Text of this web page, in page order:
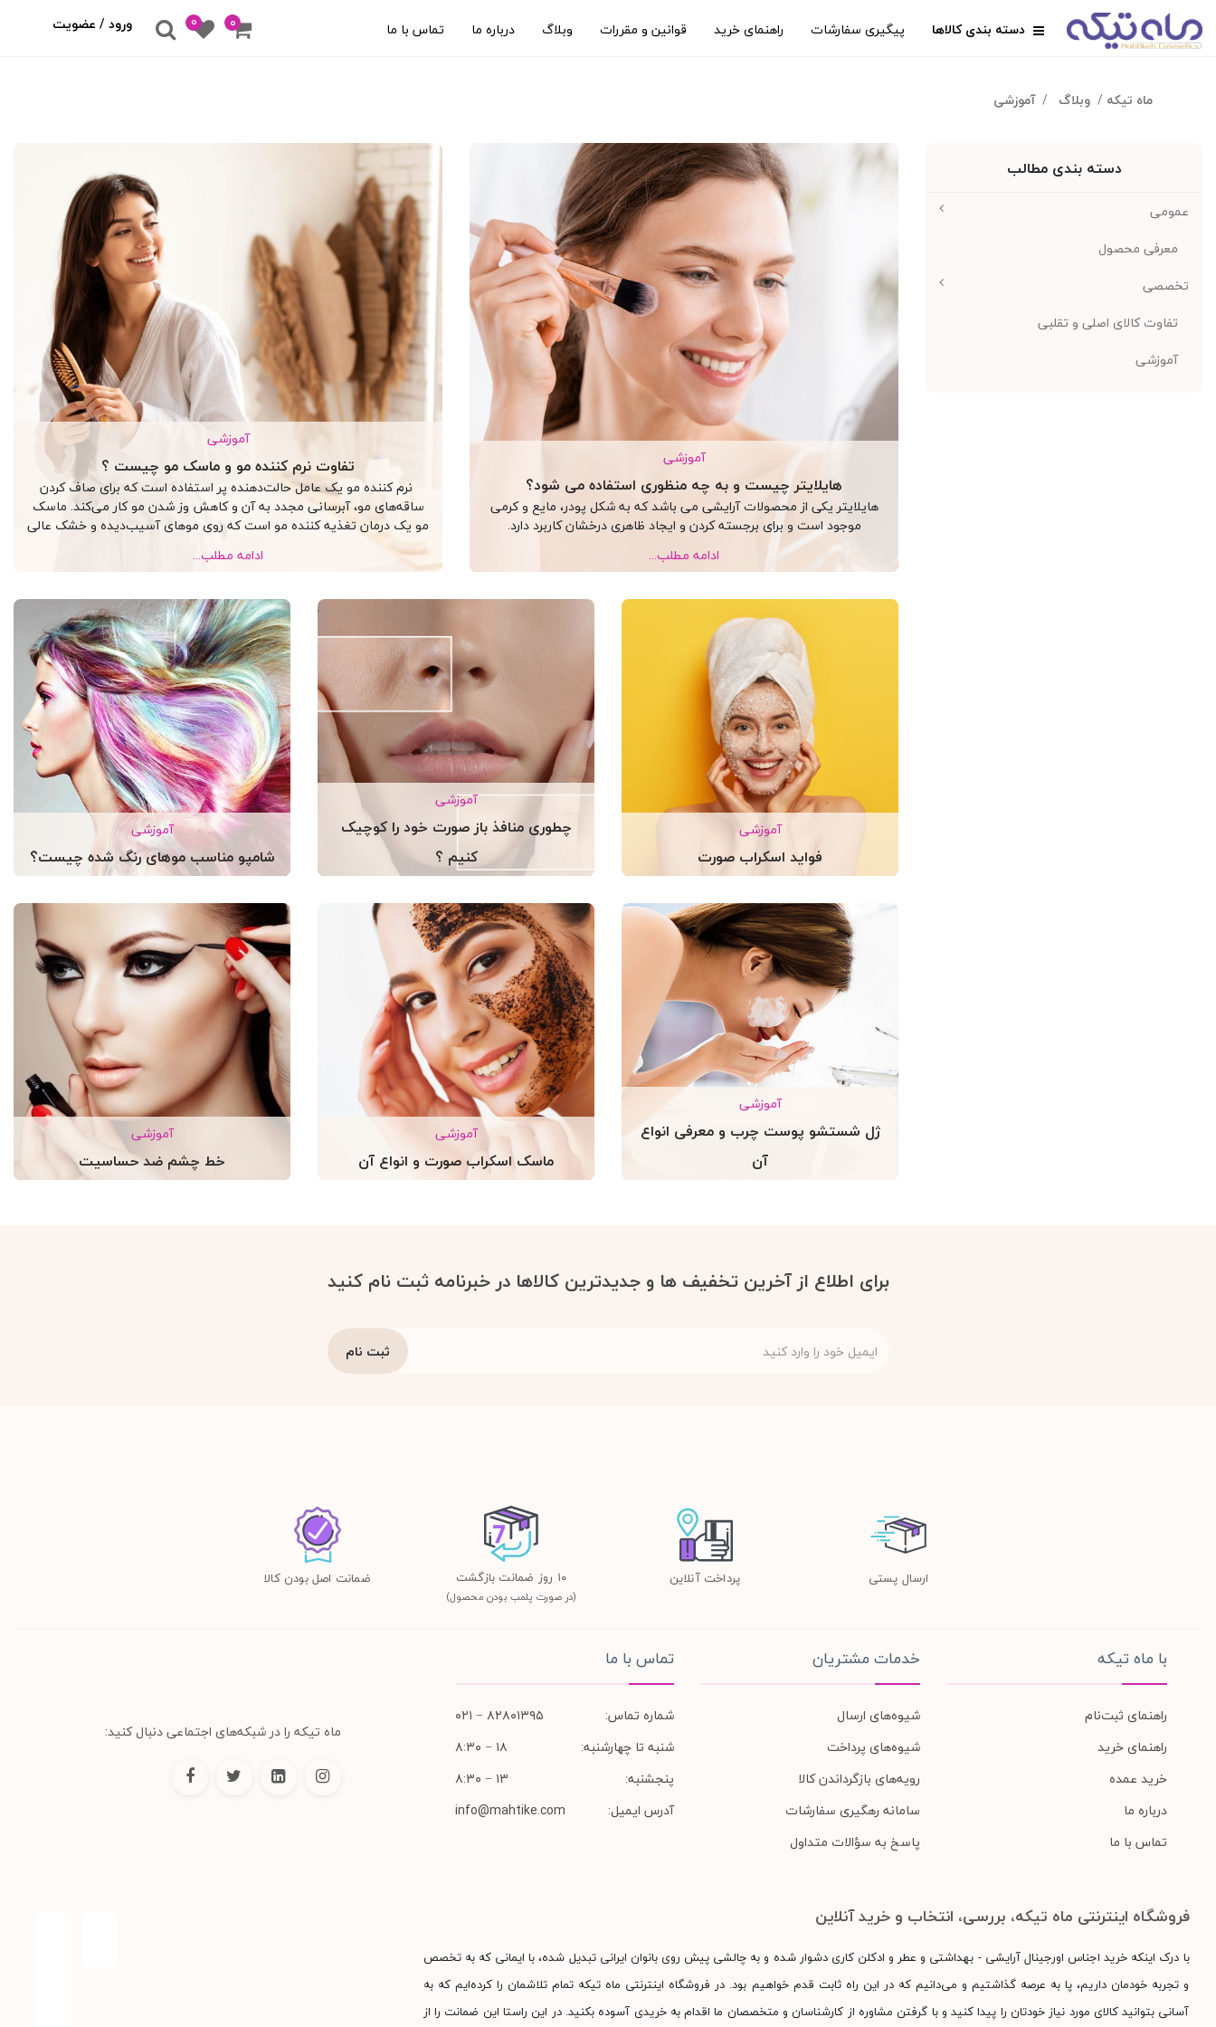
دسته بندی کالاها پیگیری سفارشات راهنمای خرید قوانین و مقررات وبلاگ درباره ما تماس با ما ۰ 0 ورود / عضویت
ماه تیکه وبلاگ آموزشی
دسته بندی مطالب
عمومی
معرفی محصول
تخصصی
تفاوت کالای اصلی و تقلبی
آموزشی
آموزشی
هایلایتر چیست و به چه منظوری استفاده می شود؟
هایلایتر یکی از محصولات آرایشی می باشد که به شکل پودر، مایع و کرمی
موجود است و برای برجسته کردن و ایجاد ظاهری درخشان کاربرد دارد.
ادامه مطلب...
آموزشی
تفاوت نرم کننده مو و ماسک مو چیست ؟
نرم کننده مو یک عامل حالت‌دهنده پر استفاده است که برای صاف کردن
ساقه‌های مو، آبرسانی مجدد به آن و کاهش وز شدن مو کار می‌کند. ماسک
مو یک درمان تغذیه کننده مو است که روی موهای آسیب‌دیده و خشک عالی
عمل می‌کند. به عبارت ساده، ماسک مو حالت عمیق را می پوشاند، در حالی
که نرم کننده ها فقط حالت ظاهری را.
ادامه مطلب...
آموزشی
فواید اسکراب صورت
آموزشی
چطوری منافذ باز صورت خود را کوچیک
کنیم ؟
آموزشی
شامپو مناسب موهای رنگ شده چیست؟
آموزشی
ژل شستشو پوست چرب و معرفی انواع
آن
آموزشی
ماسک اسکراب صورت و انواع آن
آموزشی
خط چشم ضد حساسیت
برای اطلاع از آخرین تخفیف ها و جدیدترین کالاها در خبرنامه ثبت نام کنید
ارسال پستی پرداخت آنلاین ١٠ روز ضمانت بازگشت
(در صورت پلمب بودن محصول)
ضمانت اصل بودن کالا
با ماه تیکه
راهنمای ثبت‌نام
راهنمای خرید
خرید عمده
درباره ما
تماس با ما
خدمات مشتریان
شیوه‌های ارسال
شیوه‌های پرداخت
رویه‌های بازگرداندن کالا
سامانه رهگیری سفارشات
پاسخ به سؤالات متداول
تماس با ما
شماره تماس:
۸۲۸۰۱۳۹۵ − ۰۲۱
شنبه تا چهارشنبه:
۱۸ − ۸:۳۰
پنجشنبه:
۱۳ − ۸:۳۰
آدرس ایمیل:
info@mahtike.com
ماه تیکه را در شبکه‌های اجتماعی دنبال کنید:
فروشگاه اینترنتی ماه تیکه، بررسی، انتخاب و خرید آنلاین
با درک اینکه خرید اجناس اورجینال آرایشی - بهداشتی و عطر و ادکلن کاری دشوار شده و به چالشی پیش روی بانوان ایرانی تبدیل شده، با ایمانی که به تخصص
و تجربه خودمان داریم، پا به عرصه گذاشتیم و می‌دانیم که در این راه ثابت قدم خواهیم بود. در فروشگاه اینترنتی ماه تیکه تمام تلاشمان را کرده‌ایم که به
آسانی بتوانید کالای مورد نیاز خودتان را پیدا کنید و با گرفتن مشاوره از کارشناسان و متخصصان ما اقدام به خریدی آسوده بکنید. در این راستا این ضمانت را از